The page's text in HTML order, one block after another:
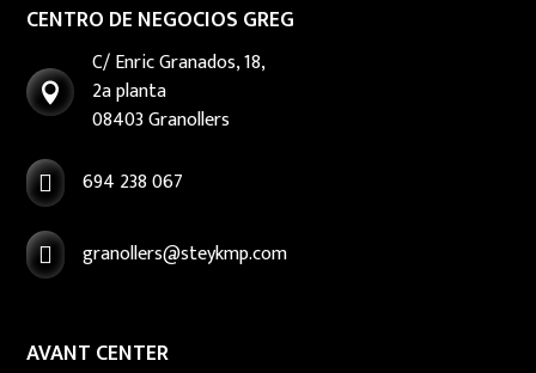
CENTRO DE NEGOCIOS GREG

C/ Enric Granados, 18,
2a planta
08403 Granollers
 694 238 067
 granollers@steykmp.com
AVANT CENTER